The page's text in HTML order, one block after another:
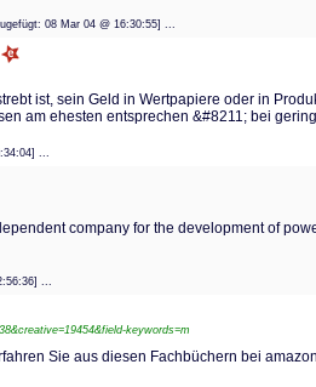
08 Mar 04 @ 16:30:55] ...
ist, sein Geld in Wertpapiere oder in
am ehesten entsprechen &#8211; bei
16:34:04] ...
company for the development of
12:56:36] ...
keywords=m
Sie aus diesen Fachbüchern bei